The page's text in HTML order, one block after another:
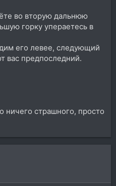
во вторую дальнюю
горку упераетесь в
его левее, следующий
вас предпоследний.
ничего страшного, просто